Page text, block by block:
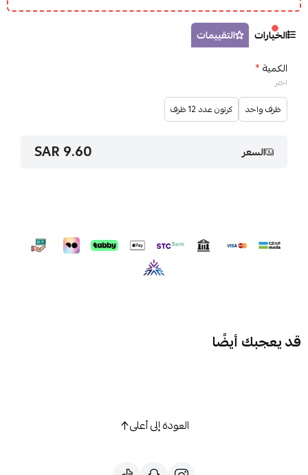
الخيارات
التقييمات
الكمية*
اختر
ظرف واحد كرتون عدد 12 ظرف
السعر 9.60 SAR
قد يعجبك أيضًا
العودة إلى أعلى